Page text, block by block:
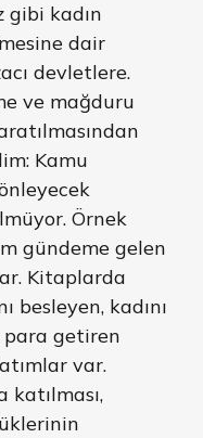
gibi kadın
dair
devletlere.
ve mağduru
Kamu
Örnek
gündeme gelen
Kitaplarda
besleyen, kadını
para getiren
var.
katılması,